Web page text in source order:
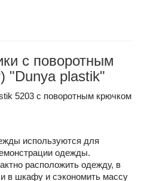
с поворотным
"Dunya plastik"
5203 с поворотным крючком
используются для
одежды.
расположить одежду, в
в шкафу и сэкономить массу